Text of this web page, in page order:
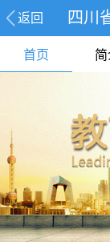
返回 四川
首页